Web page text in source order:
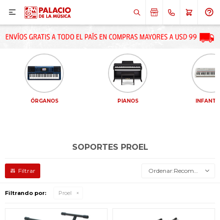

ÓRGANOS PIANOS
SOPORTES PROEL
Recomendados
Filtrando por: Proel